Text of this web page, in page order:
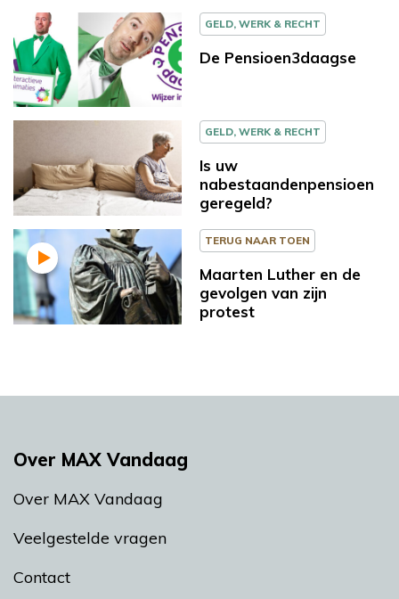
GELD, WERK & RECHT
De Pensioen3daagse
GELD, WERK & RECHT
Is uw
nabestaandenpensioen
geregeld?
TERUG NAAR TOEN
Maarten Luther en de
gevolgen van zijn
protest
Over MAX Vandaag
Over MAX Vandaag
Veelgestelde vragen
Contact